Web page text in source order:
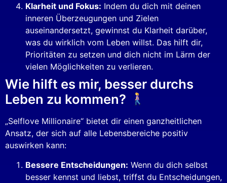
Klarheit und Fokus: Indem du dich mit deinen
inneren Überzeugungen und Zielen
auseinandersetzt, gewinnst du Klarheit darüber,
was du wirklich vom Leben willst. Das hilft dir,
Prioritäten zu setzen und dich nicht im Lärm der
vielen Möglichkeiten zu verlieren.
Wie hilft es mir, besser durchs
Leben zu kommen?
„Selflove Millionaire“ bietet dir einen ganzheitlichen
Ansatz, der sich auf alle Lebensbereiche positiv
auswirken kann:
Bessere Entscheidungen: Wenn du dich selbst
besser kennst und liebst, triffst du Entscheidungen,